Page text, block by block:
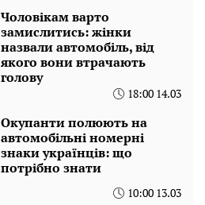
Чоловікам варто
замислитись: жінки
назвали автомобіль, від
якого вони втрачають
голову
18:00 14.03
Окупанти полюють на
автомобільні номерні
знаки українців: що
потрібно знати
10:00 13.03